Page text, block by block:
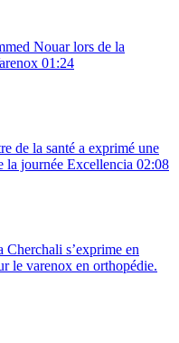
Nouar lors de la
01:24
de la santé a exprimé une
la journée Excellencia 02:08
s’exprime en
le varenox en orthopédie.